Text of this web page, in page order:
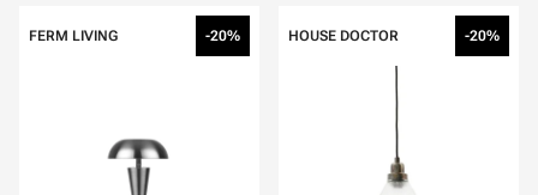
FERM LIVING -20% HOUSE DOCTOR -20%